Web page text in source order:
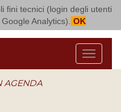
fini tecnici (login degli utenti
Analytics). OK
Bitonto
Menu
AGENDA